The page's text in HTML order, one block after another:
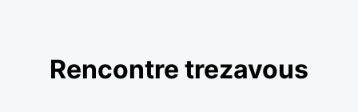
Rencontre trezavous